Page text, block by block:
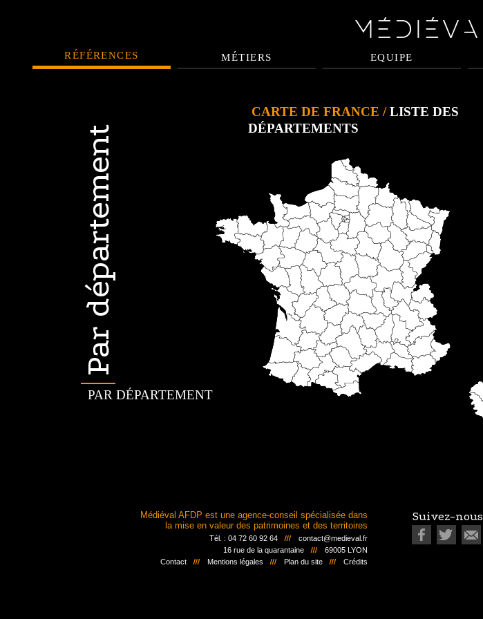
RÉFÉRENCES MÉTIERS EQUIPE
Par département
PAR DÉPARTEMENT
CARTE DE FRANCE / LISTE DES
DÉPARTEMENTS
Médiéval AFDP est une agence-conseil spécialisée dans
la mise en valeur des patrimoines et des territoires
contact@medieval.fr
Tél. : 04 72 60 92 64
69005 LYON
16 rue de la quarantaine
Contact
Mentions légales Plan du site Crédits
Suivez-nous